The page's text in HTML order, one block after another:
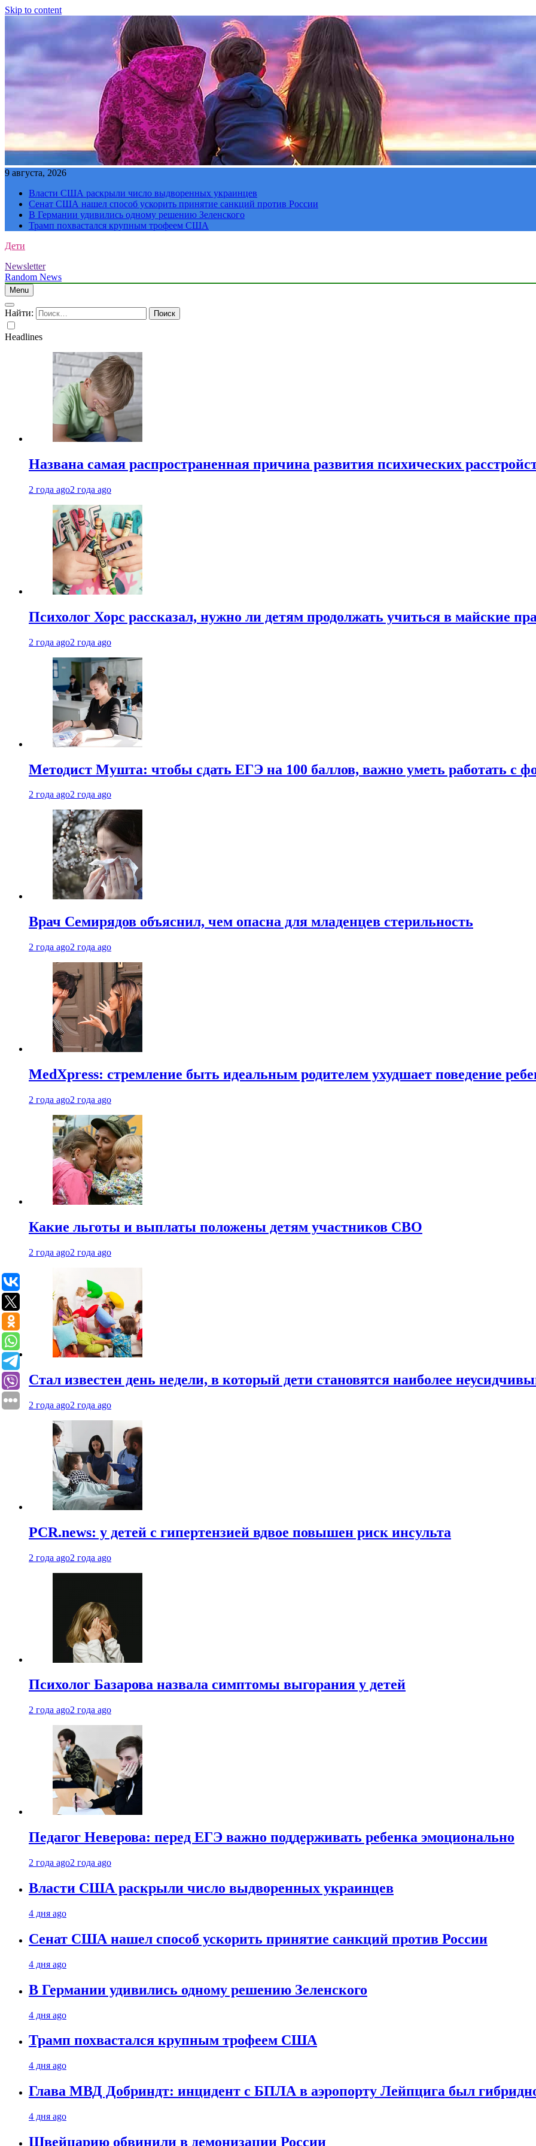
Skip to content
9 августа, 2026
Власти США раскрыли число выдворенных украинцев
Сенат США нашел способ ускорить принятие санкций против России
В Германии удивились одному решению Зеленского
Трамп похвастался крупным трофеем США
Дети
Newsletter
Random News
Menu
Найти:
Headlines
Названа самая распространенная причина развития психических
2 года ago2 года ago
Психолог Хорс рассказал, нужно ли детям продолжать учиться в майские
2 года ago2 года ago
Методист Мушта: чтобы сдать ЕГЭ на 100 баллов, важно уметь работать с
2 года ago2 года ago
Врач Семирядов объяснил, чем опасна для младенцев стерильность
2 года ago2 года ago
MedXpress: стремление быть идеальным родителем ухудшает поведение
2 года ago2 года ago
Какие льготы и выплаты положены детям участников СВО
2 года ago2 года ago
Стал известен день недели, в который дети становятся наиболее
2 года ago2 года ago
PCR.news: у детей с гипертензией вдвое повышен риск инсульта
2 года ago2 года ago
Психолог Базарова назвала симптомы выгорания у детей
2 года ago2 года ago
Педагог Неверова: перед ЕГЭ важно поддерживать ребенка эмоционально
2 года ago2 года ago
Власти США раскрыли число выдворенных украинцев
4 дня ago
Сенат США нашел способ ускорить принятие санкций против России
4 дня ago
В Германии удивились одному решению Зеленского
4 дня ago
Трамп похвастался крупным трофеем США
4 дня ago
Глава МВД Добриндт: инцидент с БПЛА в аэропорту Лейпцига был
4 дня ago
Швейцарию обвинили в демонизации России